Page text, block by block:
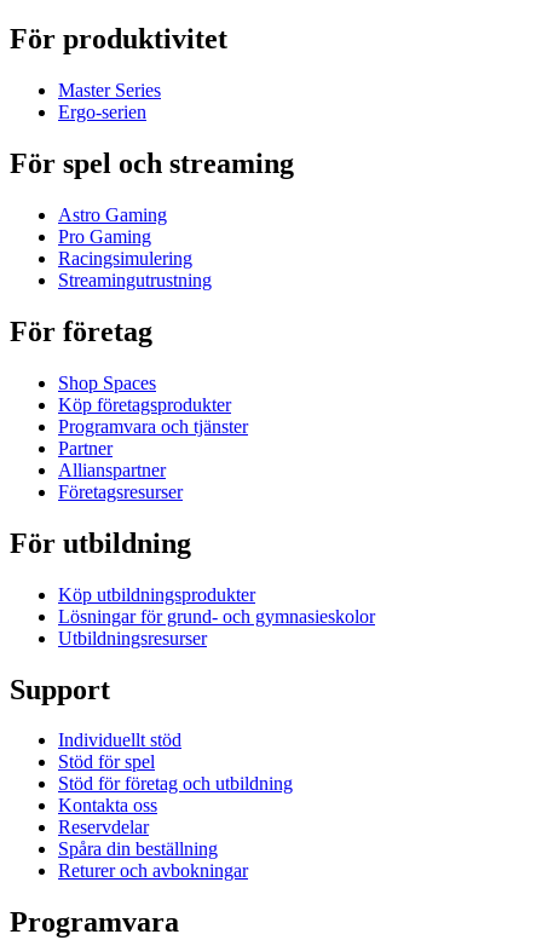
För produktivitet
Master Series
Ergo-serien
För spel och streaming
Astro Gaming
Pro Gaming
Racingsimulering
Streamingutrustning
För företag
Shop Spaces
Köp företagsprodukter
Programvara och tjänster
Partner
Allianspartner
Företagsresurser
För utbildning
Köp utbildningsprodukter
Lösningar för grund- och gymnasieskolor
Utbildningsresurser
Support
Individuellt stöd
Stöd för spel
Stöd för företag och utbildning
Kontakta oss
Reservdelar
Spåra din beställning
Returer och avbokningar
Programvara